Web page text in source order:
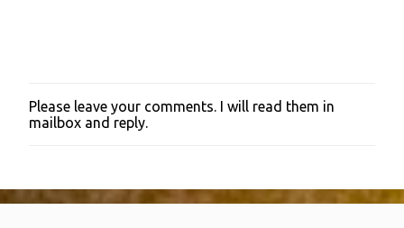
張
Please leave your comments. I will read them in
mailbox and reply.